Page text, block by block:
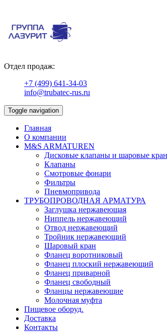
Отдел продаж:
+7 (499) 641-34-03
info@trubatec-rus.ru
Toggle navigation
Главная
О компании
М&S ARMATUREN
Дисковые клапаны и шаровые
Клапаны
Смотровые фонари
Фильтры
Пневмопривода
ТРУБОПРОВОДНАЯ АРМАТУРА
Заглушка нержавеющая
Ниппель нержавеющий
Отвод нержавеющий
Тройник нержавеющий
Шаровый кран
Фланец воротниковый
Фланец плоский нержавеющий
Фланец приварной
Фланец свободный
Фланцы нержавеющие
Молочная муфта
Пищевое оборуд.
Доставка
Контакты